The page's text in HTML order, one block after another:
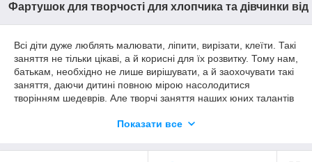
Фартушок для творчості для хлопчика та дівчинки від
Всі діти дуже люблять малювати, ліпити, вирізати, клеїти. Такі
заняття не тільки цікаві, а й корисні для їх розвитку. Тому нам,
батькам, необхідно не лише вирішувати, а й заохочувати такі
заняття, даючи дитині повною мірою насолодитися
творінням шедеврів. Але творчі заняття наших юних талантів
Тому, перш ніж давати дитині творити, вам необхідно
Показати все